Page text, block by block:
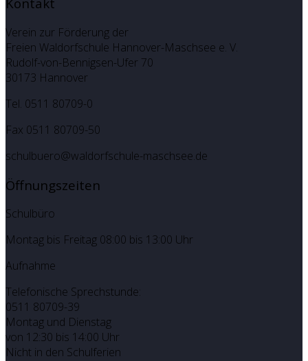
Verein zur Förderung der
Freien Waldorfschule Hannover-Maschsee e. V.
Rudolf-von-Bennigsen-Ufer 70
30173 Hannover
Tel. 0511 80709-0
Fax 0511 80709-50
schulbuero@waldorfschule-maschsee.de
Öffnungszeiten
Schulbüro
Montag bis Freitag 08:00 bis 13:00 Uhr
Aufnahme
Telefonische Sprechstunde:
0511 80709-39
Montag und Dienstag
von 12:30 bis 14:00 Uhr
Nicht in den Schulferien